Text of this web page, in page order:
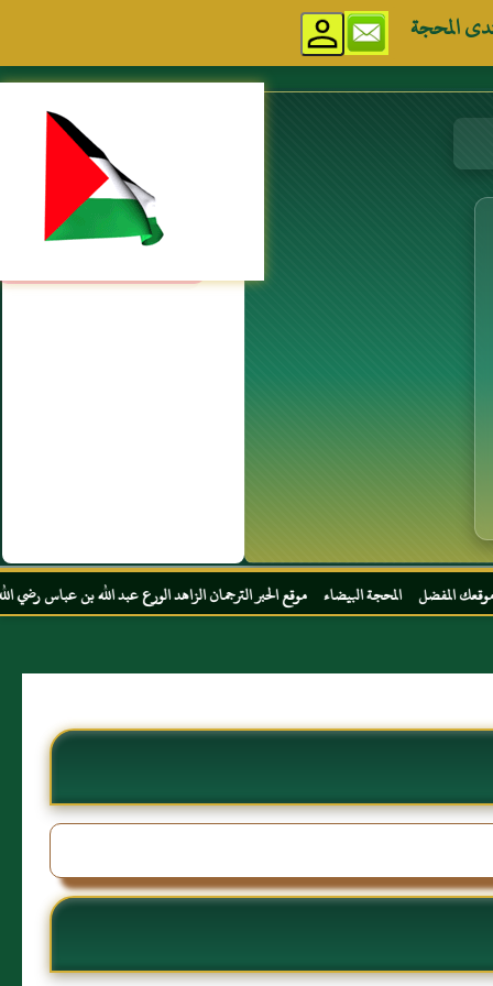
المحجة
مواقع إسلامية
البيضاء موقع الحبر الترجمان الزاهد الورع عبد الله بن عباس رضي الله عنهما